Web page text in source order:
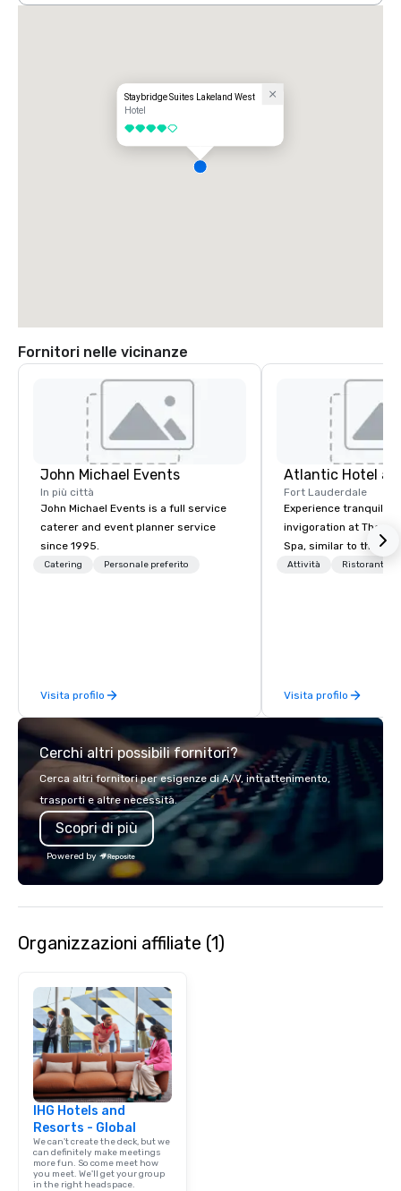
Staybridge Suites Lakeland West
Hotel
4 su 5
Fornitori nelle vicinanze
John Michael Events
In più città
John Michael Events is a full service
caterer and event planner service
since 1995.
Catering Personale preferito
Visita profilo
Atlantic Hotel
Fort Lauderdale
Experience tranquility
invigoration at The
Spa, similar to the
ocean. Here,
Attività Ristorante/
Visita profilo
Cerchi altri possibili fornitori?
Cerca altri fornitori per esigenze di A/V, intrattenimento,
trasporti e altre necessità.
Scopri di più
Powered by
Organizzazioni affiliate (1)
IHG Hotels and
Resorts - Global
We can't create the deck, but we
can definitely make meetings
more fun. So come meet how
you meet. We'll get your group
in the right headspace.